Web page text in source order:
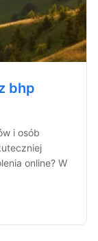
bhp
i osób
online? W